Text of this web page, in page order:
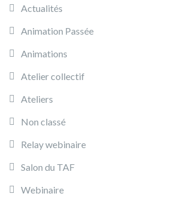
Actualités
Animation Passée
Animations
Atelier collectif
Ateliers
Non classé
Relay webinaire
Salon du TAF
Webinaire